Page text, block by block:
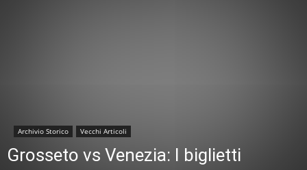
Archivio Storico Vecchi Articoli
Grosseto vs Venezia: I biglietti